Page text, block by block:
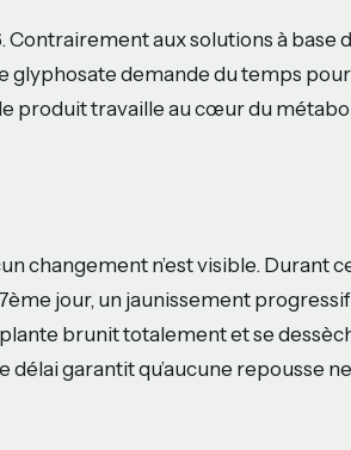
aux solutions à base
glyphosate demande du temps
produit travaille au cœur du
changement n’est visible. Durant
jour, un jaunissement
brunit totalement et se
délai garantit qu’aucune repousse